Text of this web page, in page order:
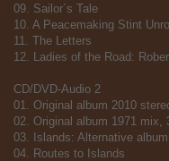
09. Sailor´s Tale
10. A Peacemaking Stint
11. The Letters
12. Ladies of the Road:
CD/DVD-Audio 2
01. Original album 2010
02. Original album 1971 mix,
03. Islands: Alternative album
04. Routes to Islands